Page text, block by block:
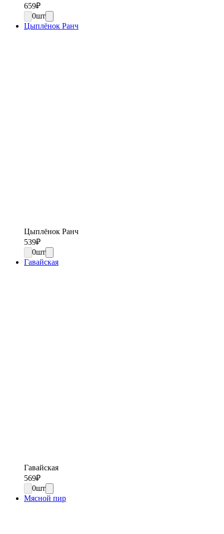
659₽
0шт
Цыплёнок Ранч
Цыплёнок Ранч
539₽
0шт
Гавайская
Гавайская
569₽
0шт
Мясной пир